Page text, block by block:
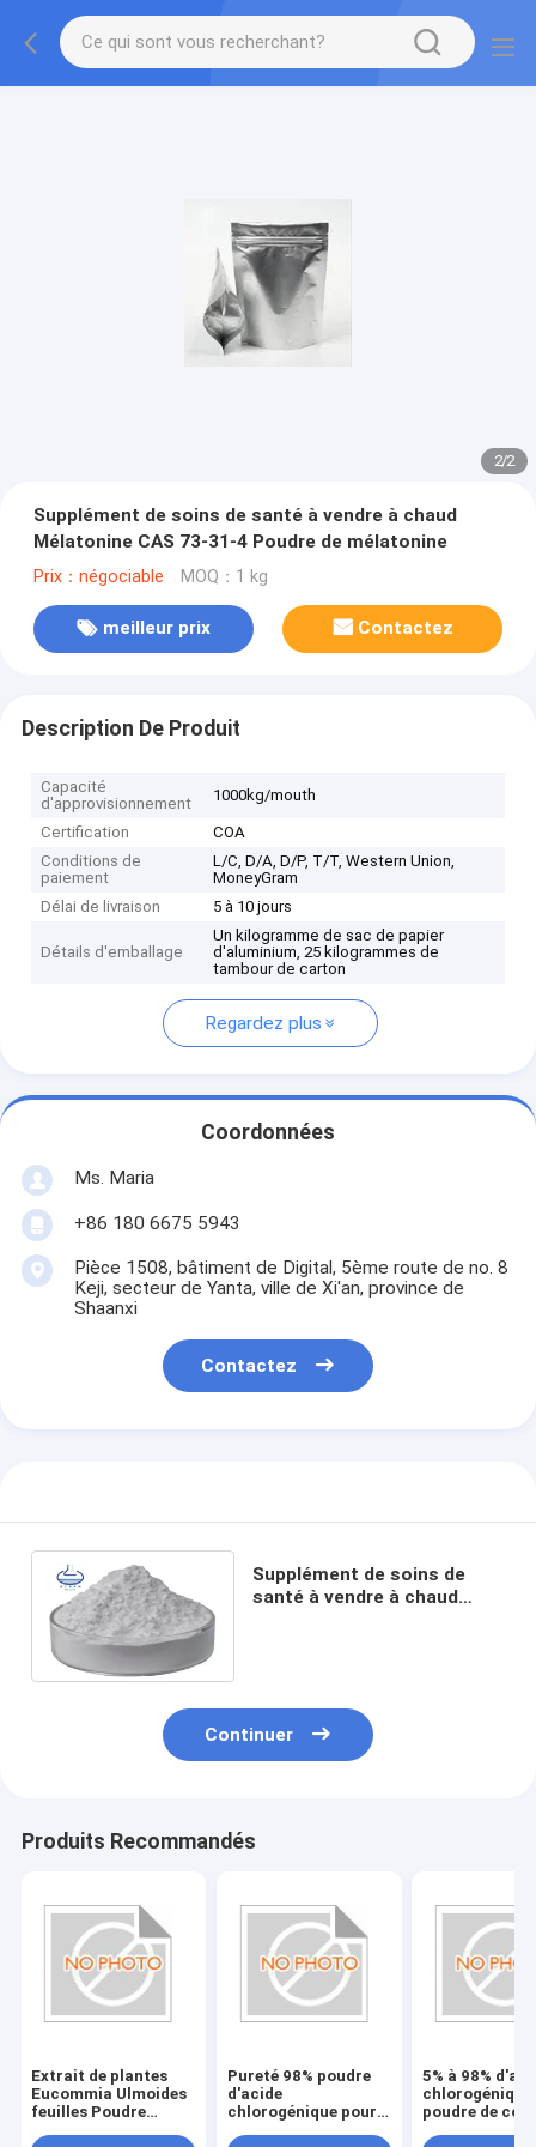
2/2
Supplément de soins de santé à vendre à chaud
Mélatonine CAS 73-31-4 Poudre de mélatonine
Prix：négociable MOQ：1 kg
meilleur prix Contactez
Description De Produit
Capacité
d'approvisionnement
1000kg/mouth
Certification
COA
Conditions de
paiement
L/C, D/A, D/P, T/T, Western Union,
MoneyGram
Délai de livraison
5 à 10 jours
Détails d'emballage
Un kilogramme de sac de papier
d'aluminium, 25 kilogrammes de
tambour de carton
Regardez plus
Coordonnées
Ms. Maria
+86 180 6675 5943
Pièce 1508, bâtiment de Digital, 5ème route de no. 8
Keji, secteur de Yanta, ville de Xi'an, province de
Shaanxi
Contactez
Supplément de soins de
santé à vendre à chaud
Continuer
Produits Recommandés
Extrait de plantes
Eucommia Ulmoides
feuilles Poudre
Pureté 98% poudre
d'acide
chlorogénique pour
5% à 98%
chlorogénique
poudre de